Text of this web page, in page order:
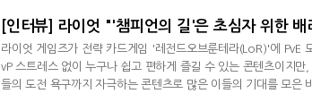
[인터뷰] 라이엇 "'챔피언의 길'은 초심자 위한 배
라이엇 게임즈가 전략 카드게임 '레전드오브룬테라(LoR)'에
vP 스트레스 없이 누구나 쉽고 편하게 즐길 수 있는 콘텐츠이지
들의 도전 욕구까지 자극하는 콘텐츠로 많은 이들의 기대를 모은